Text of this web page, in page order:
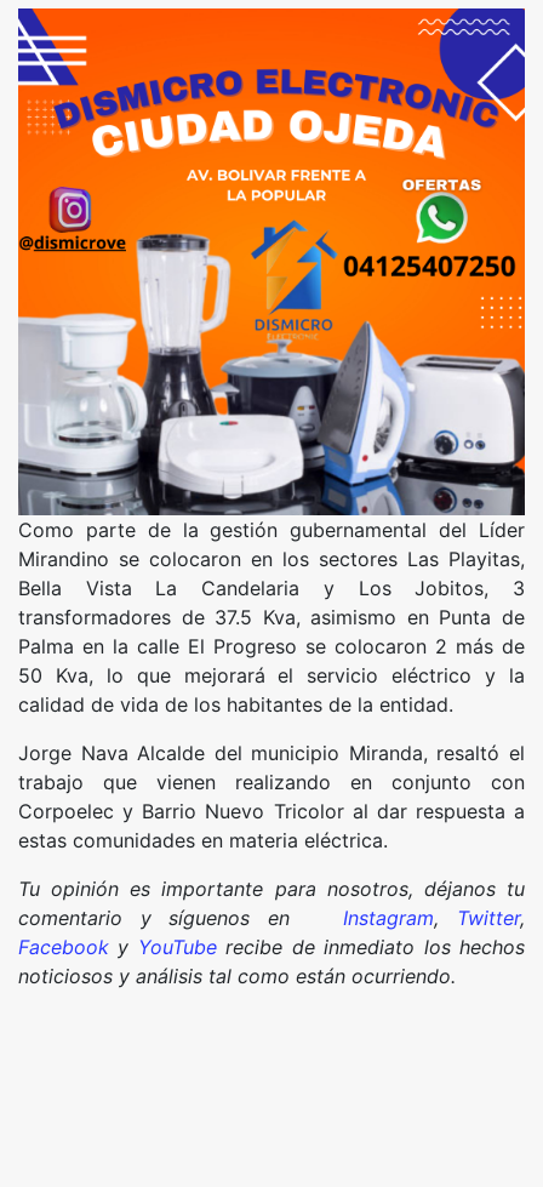
Como parte de la gestión gubernamental del Líder
Mirandino se colocaron en los sectores Las Playitas,
Bella Vista La Candelaria y Los Jobitos, 3
transformadores de 37.5 Kva, asimismo en Punta de
Palma en la calle El Progreso se colocaron 2 más de
50 Kva, lo que mejorará el servicio eléctrico y la
calidad de vida de los habitantes de la entidad.
Jorge Nava Alcalde del municipio Miranda, resaltó el
trabajo que vienen realizando en conjunto con
Corpoelec y Barrio Nuevo Tricolor al dar respuesta a
estas comunidades en materia eléctrica.
Tu opinión es importante para nosotros, déjanos tu
comentario y síguenos en
Instagram, Twitter,
Facebook y YouTuberecibe de inmediato los hechos
noticiosos y análisis tal como están ocurriendo.